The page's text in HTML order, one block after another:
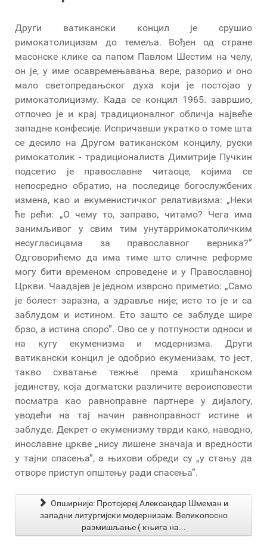
Други ватикански концил је срушио
римокатолицизам до темеља. Вођен од стране
масонске клике са папом Павлом Шестим на челу,
он је, у име осавремењавања вере, разорио и оно
мало светопредањског духа који је постојао у
римокатолицизму. Када се концил 1965. завршио,
отпочео је и крај традиционалног обличја највеће
западне конфесије. Испричавши укратко о томе шта
се десило на Другом ватиканском концилу, руски
римокатолик - традиционалиста Димитрије Пучкин
подсетио је православне читаоце, којима се
непосредно обратио, на последице богослужбених
измена, као и екуменистичког релативизма: „Неки
ће рећи: „О чему то, заправо, читамо? Чега има
занимљивог у свим тим унутарримокатоличким
несугласицама за православног верника?”
Одговорићемо да има тиме што сличне реформе
могу бити временом спроведене и у Православној
Цркви. Чаадајев је једном изврсно приметио: „Само
је болест заразна, а здравље није; исто то је и са
заблудом и истином. Ето зашто се заблуде шире
брзо, а истина споро”. Ово се у потпуности односи и
на кугу екуменизма и модернизма. Други
ватикански концил је одобрио екуменизам, то јест,
такво схватање тежње према хришћанском
јединству, која догматски различите вероисповести
посматра као равноправне партнере у дијалогу,
уводећи на тај начин равноправност истине и
заблуде. Декрет о екуменизму тврди како, наводно,
инославне цркве „нису лишене значаја и вредности
у тајни спасења”, а њихови обреди су „у стању да
отворе приступ општењу ради спасења”.
Опширније: Протојереј Александар Шмеман и
западни литургијски модернизам. Великопосно
размишљање ( књига на...